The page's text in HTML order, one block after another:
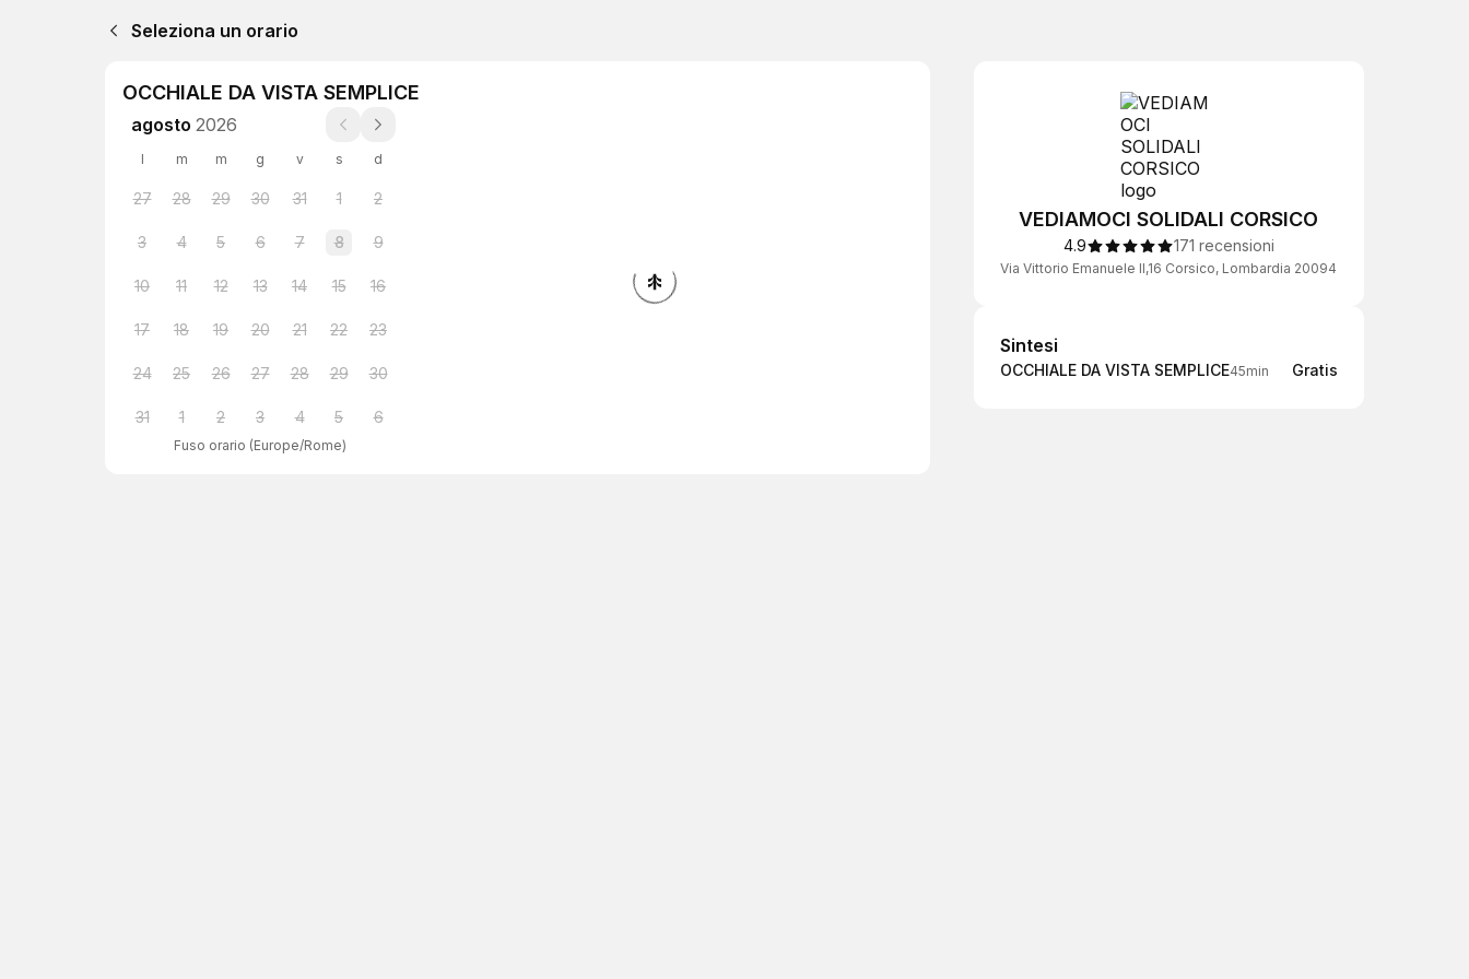
Seleziona un orario
OCCHIALE DA VISTA SEMPLICE
agosto 2026
l m m g v s d
27 28 29 30 31 1 2
3 4 5 6 7 8 9
10 11 12 13 14 15 16
17 18 19 20 21 22 23
24 25 26 27 28 29 30
31 1 2 3 4 5 6
Fuso orario (Europe/Rome)
VEDIAMOCI SOLIDALI CORSICO
4.9 171 recensioni
Via Vittorio Emanuele II,16 Corsico, Lombardia 20094
Sintesi
Sintesi
OCCHIALE DA VISTA SEMPLICE45min Gratis